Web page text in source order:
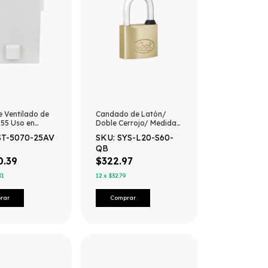
Ventilado de
Uso en
con Placa
Compuerta
5070-25AV
Candado de Latón/
Doble Cerrojo/ Medida
seguridad 6/ Llaves de
Puntos.
SKU: SYS-L20-S60-
QB
$322.97
12 x $32.79